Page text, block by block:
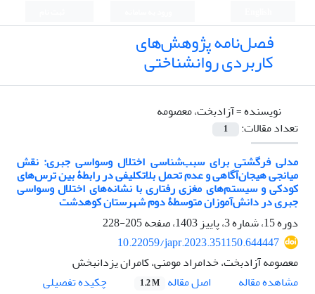
فصل‌نامه پژوهش‌های
کاربردی روانشناختی
نویسنده =آزادبخت، معصومه
تعداد مقالات:
1
مدلی فرگشتی برای سبب‌شناسی اختلال وسواسی جبری: نقش
میانجی هیجان‌آگاهی و عدم تحمل بلاتکلیفی در رابطۀ بین ترس‌های
کودکی و سیستم‌های مغزی رفتاری با نشانه‌های اختلال وسواسی
جبری در دانش‌آموزان متوسطۀ دوم شهرستان کوهدشت
دوره 15، شماره 3، پاییز 1403، صفحه
205-228
10.22059/japr.2023.351150.644447
معصومه آزادبخت، خدامراد مومنی، کامران یزدانبخش
مشاهده مقاله
اصل مقاله 1.2 M چکیده تفصیلی